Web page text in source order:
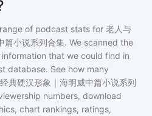
of podcast stats for 老人与
篇小说系列合集. We scanned the
that we could find in
database. See how many
典硬汉形象｜海明威中篇小说系列
numbers, download
chart rankings, ratings,